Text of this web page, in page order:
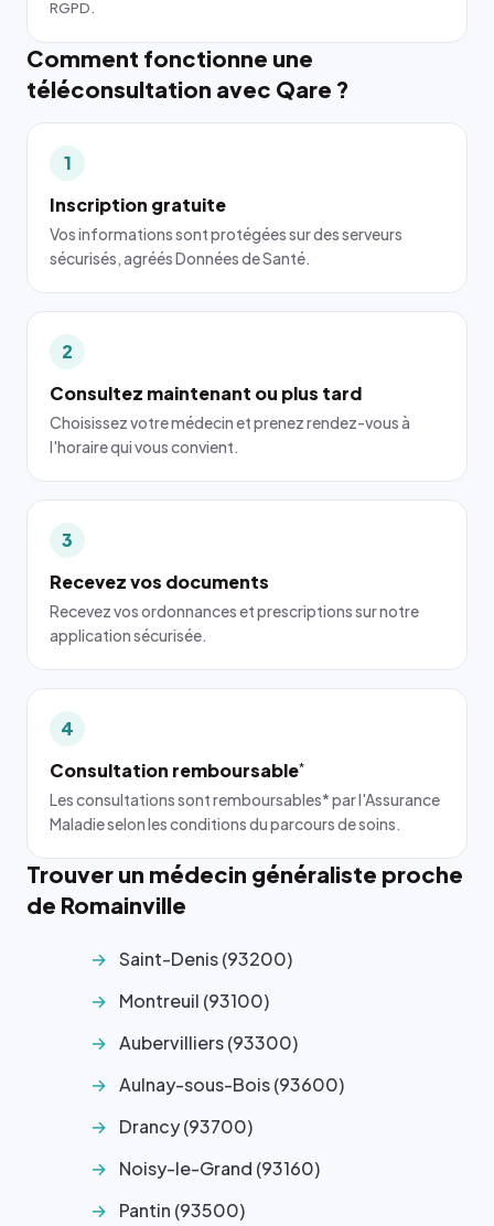
RGPD.
Comment fonctionne une
téléconsultation avec Qare ?
1
Inscription gratuite
Vos informations sont protégées sur des serveurs
sécurisés, agréés Données de Santé.
2
Consultez maintenant ou plus tard
Choisissez votre médecin et prenez rendez-vous à
l'horaire qui vous convient.
3
Recevez vos documents
Recevez vos ordonnances et prescriptions sur notre
application sécurisée.
4
Consultation remboursable*
Les consultations sont remboursables* par l'Assurance
Maladie selon les conditions du parcours de soins.
Trouver un médecin généraliste proche
de Romainville
Saint-Denis (93200)
Montreuil (93100)
Aubervilliers (93300)
Aulnay-sous-Bois (93600)
Drancy (93700)
Noisy-le-Grand (93160)
Pantin (93500)